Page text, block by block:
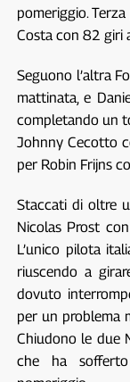
pomeriggio.
Costa con 82 giri
Seguono l’altra
mattinata, e
completando un
Johnny Cecotto
per Robin Frijns
Staccati di oltre
Nicolas Prost
L’unico pilota
riuscendo a
dovuto
per un problema
Chiudono le due
che ha